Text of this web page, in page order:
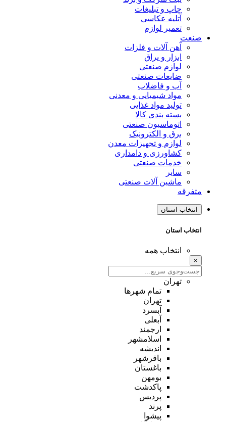
چاپ و تبلیغات
آتلیه عکاسی
تعمیر لوازم
صنعت
آهن آلات و فلزات
ابزار و یراق
لوازم صنعتی
ضایعات صنعتی
آب و فاضلاب
مواد شیمیایی و معدنی
تولید مواد غذایی
بسته بندی کالا
اتوماسیون صنعتی
برق و الکترونیک
لوازم و تجهیزات معدن
کشاورزی و دامداری
خدمات صنعتی
سایر
ماشین آلات صنعتی
متفرقه
انتخاب استان
انتخاب استان
انتخاب همه
×
تهران
تمام شهر‌ها
تهران
آبسرد
آبعلی
ارجمند
اسلامشهر
اندیشه
باقرشهر
باغستان
بومهن
پاکدشت
پردیس
پرند
پیشوا